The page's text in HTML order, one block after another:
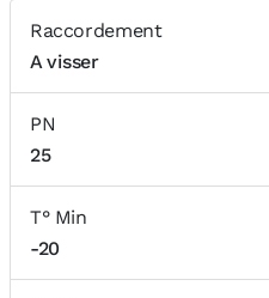
Raccordement
A visser
PN
25
T° Min
-20